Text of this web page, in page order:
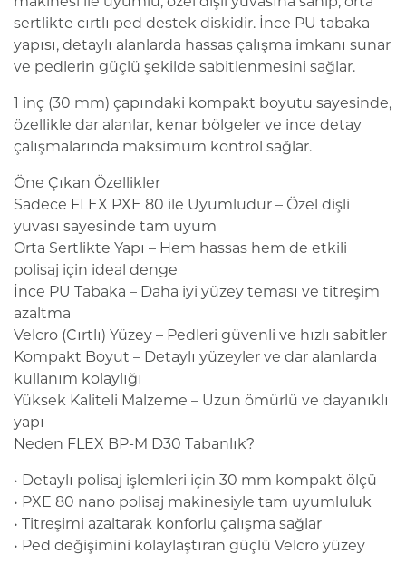
sertlikte cırtlı ped destek diskidir. İnce PU tabaka
yapısı, detaylı alanlarda hassas çalışma imkanı sunar
ve pedlerin güçlü şekilde sabitlenmesini sağlar.
1 inç (30 mm) çapındaki kompakt boyutu sayesinde,
özellikle dar alanlar, kenar bölgeler ve ince detay
çalışmalarında maksimum kontrol sağlar.
Öne Çıkan Özellikler
Sadece FLEX PXE 80 ile Uyumludur – Özel dişli
yuvası sayesinde tam uyum
Orta Sertlikte Yapı – Hem hassas hem de etkili
polisaj için ideal denge
İnce PU Tabaka – Daha iyi yüzey teması ve titreşim
azaltma
Velcro (Cırtlı) Yüzey – Pedleri güvenli ve hızlı sabitler
Kompakt Boyut – Detaylı yüzeyler ve dar alanlarda
kullanım kolaylığı
Yüksek Kaliteli Malzeme – Uzun ömürlü ve dayanıklı
yapı
Neden FLEX BP-M D30 Tabanlık?
• Detaylı polisaj işlemleri için 30 mm kompakt ölçü
• PXE 80 nano polisaj makinesiyle tam uyumluluk
• Titreşimi azaltarak konforlu çalışma sağlar
• Ped değişimini kolaylaştıran güçlü Velcro yüzey